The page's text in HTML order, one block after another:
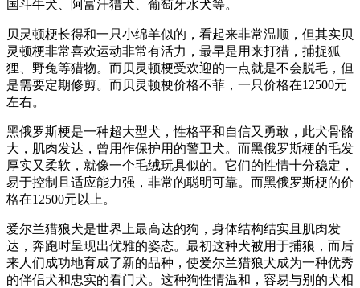
国斗牛犬、阿富汗猎犬、葡萄牙水犬等。
贝灵顿梗长得和一只小绵羊似的，看起来非常温顺，但其实贝
灵顿梗非常喜欢运动非常有活力，最早是用来打猎，捕捉狐
狸、野兔等猎物。而贝灵顿梗受欢迎的一点就是不会脱毛，但
是需要定期修剪。而贝灵顿梗价格不菲，一只价格在12500元
左右。
黑俄罗斯梗是一种超大型犬，性格平和自信又勇敢，此犬骨骼
大，肌肉发达，曾用作保护用的警卫犬。而黑俄罗斯梗的毛发
厚实又柔软，就像一个毛绒玩具似的。它们的性情十分稳定，
易于控制且适应能力强，非常的聪明可靠。而黑俄罗斯梗的价
格在12500元以上。
爱尔兰猎狼犬是世界上最高达的狗，身体结构结实且肌肉发
达，奔跑时呈现出优雅的姿态。最初这种犬被用于捕狼，而后
来人们成功地育成了新的品种，使爱尔兰猎狼犬成为一种优秀
的伴侣犬和忠实的看门犬。这种狗性情温和，容易与别的犬相